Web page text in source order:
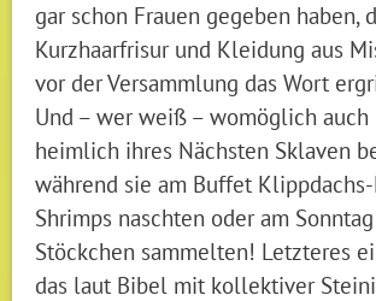
gar schon Frauen gegeben haben,
Kurzhaarfrisur und Kleidung aus
vor der Versammlung das Wort
Und – wer weiß – womöglich auch
heimlich ihres Nächsten Sklaven
während sie am Buffet
Shrimps naschten oder am
Stöckchen sammelten! Letzteres
das laut Bibel mit kollektiver